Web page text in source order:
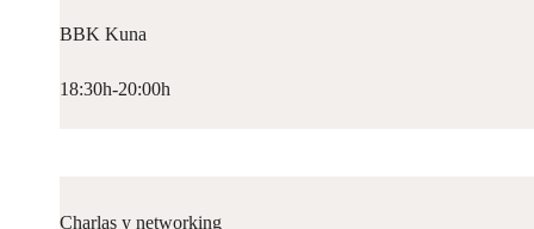
BBK Kuna
18:30h-20:00h
Charlas y networking